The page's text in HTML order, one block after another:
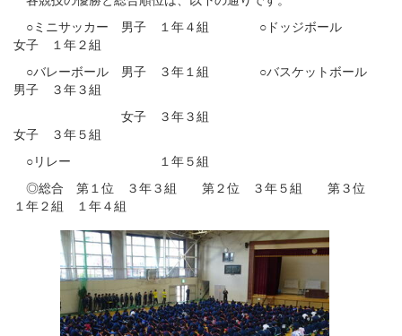
○ミニサッカー 男子 １年４組 ○ドッジボール
女子 １年２組
○バレーボール 男子 ３年１組 ○バスケットボール
男子 ３年３組
女子 ３年３組
女子 ３年５組
○リレー １年５組
◎総合 第１位 ３年３組 第２位 ３年５組 第３位
１年２組 １年４組